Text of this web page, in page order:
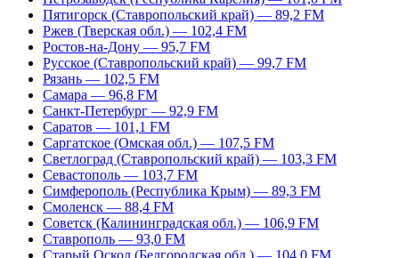
Пятигорск (Ставропольский край) — 89,2 FM
Ржев (Тверская обл.) — 102,4 FM
Ростов-на-Дону — 95,7 FM
Русское (Ставропольский край) — 99,7 FM
Рязань — 102,5 FM
Самара — 96,8 FM
Санкт-Петербург — 92,9 FM
Саратов — 101,1 FM
Саргатское (Омская обл.) — 107,5 FM
Светлоград (Ставропольский край) — 103,3 FM
Севастополь — 103,7 FM
Симферополь (Республика Крым) — 89,3 FM
Смоленск — 88,4 FM
Советск (Калининградская обл.) — 106,9 FM
Ставрополь — 93,0 FM
Старый Оскол (Белгородская обл.) — 104,0 FM